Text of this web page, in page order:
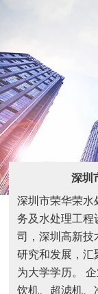
深
深圳市荣华荣水
务及水处理工程
司，深圳高新技
研究和发展，汇
为大学学历。
饮机、超滤机、